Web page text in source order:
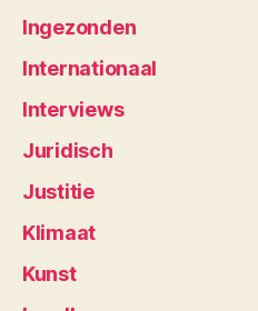
Ingezonden
Internationaal
Interviews
Juridisch
Justitie
Klimaat
Kunst